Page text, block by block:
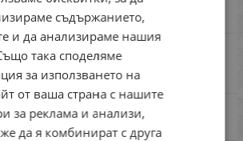
да, не
не
съдържанието,
и да анализираме нашия
така споделяме
за използването на
от ваша страна с нашите
за реклама и анализи,
да я комбинират с друга